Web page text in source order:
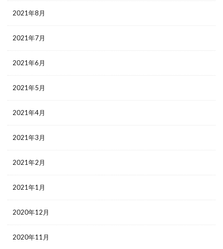
2021年8月
2021年7月
2021年6月
2021年5月
2021年4月
2021年3月
2021年2月
2021年1月
2020年12月
2020年11月